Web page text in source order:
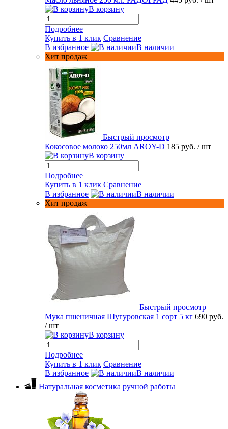
В корзину
Подробнее
Купить в 1 клик Сравнение
В избранное
В наличии
Хит продаж
Быстрый просмотр
Кокосовое молоко 250мл AROY-D 185 руб. / шт
В корзину
Подробнее
Купить в 1 клик Сравнение
В избранное
В наличии
Хит продаж
Быстрый просмотр
Мука пшеничная Шугуровская 1 сорт 5 кг 690 руб.
/ шт
В корзину
Подробнее
Купить в 1 клик Сравнение
В избранное
В наличии
Натуральная косметика ручной работы